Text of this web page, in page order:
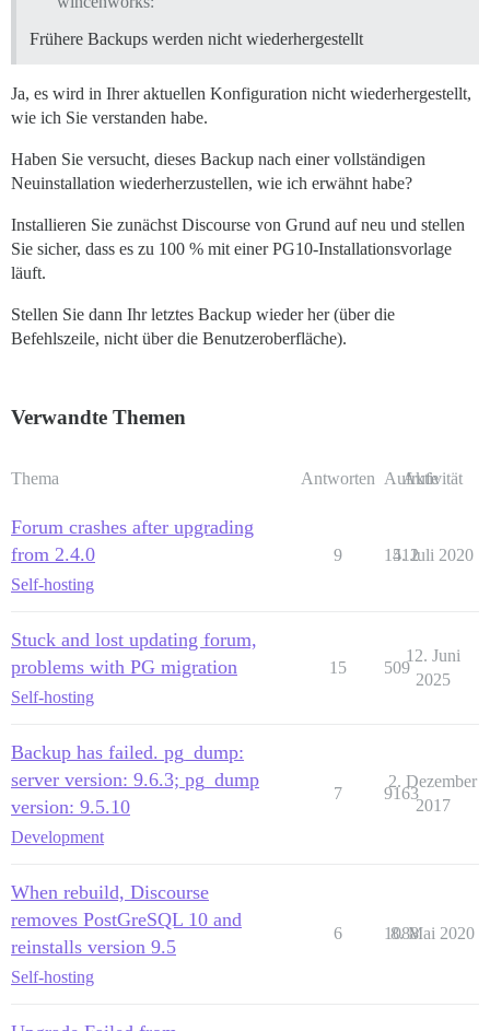
Frühere Backups werden nicht wiederhergestellt
Ja, es wird in Ihrer aktuellen Konfiguration nicht wiederhergestellt,
wie ich Sie verstanden habe.
Haben Sie versucht, dieses Backup nach einer vollständigen
Neuinstallation wiederherzustellen, wie ich erwähnt habe?
Installieren Sie zunächst Discourse von Grund auf neu und stellen
Sie sicher, dass es zu 100 % mit einer PG10-Installationsvorlage
läuft.
Stellen Sie dann Ihr letztes Backup wieder her (über die
Befehlszeile, nicht über die Benutzeroberfläche).
Verwandte Themen
Thema Antworten Aufrufe
Aktivität
Forum crashes after upgrading
from 2.4.0
Self-hosting
9 1512
4. Juli 2020
Stuck and lost updating forum,
problems with PG migration
Self-hosting
15 509
12. Juni
2025
Backup has failed. pg_dump:
server version: 9.6.3; pg_dump
version: 9.5.10
Development
7 9163
2. Dezember
2017
When rebuild, Discourse
removes PostGreSQL 10 and
reinstalls version 9.5
Self-hosting
6 1088
8. Mai 2020